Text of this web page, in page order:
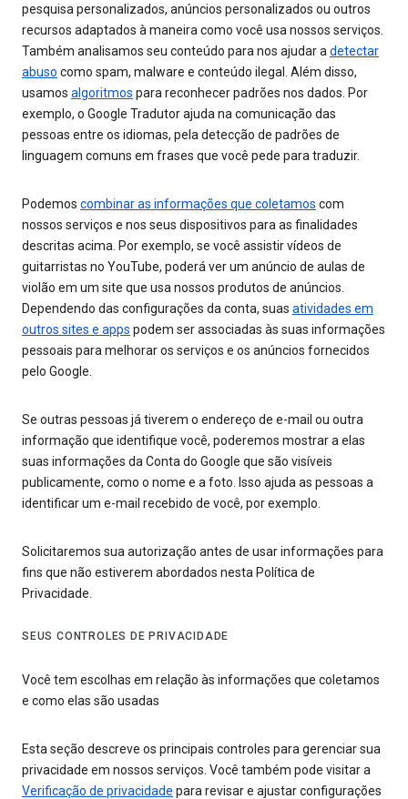
pesquisa personalizados, anúncios personalizados ou outros
recursos adaptados à maneira como você usa nossos serviços.
Também analisamos seu conteúdo para nos ajudar a detectar
abuso como spam, malware e conteúdo ilegal. Além disso,
usamos algoritmos para reconhecer padrões nos dados. Por
exemplo, o Google Tradutor ajuda na comunicação das
pessoas entre os idiomas, pela detecção de padrões de
linguagem comuns em frases que você pede para traduzir.
Podemos combinar as informações que coletamos com
nossos serviços e nos seus dispositivos para as finalidades
descritas acima. Por exemplo, se você assistir vídeos de
guitarristas no YouTube, poderá ver um anúncio de aulas de
violão em um site que usa nossos produtos de anúncios.
Dependendo das configurações da conta, suas atividades em
outros sites e apps podem ser associadas às suas informações
pessoais para melhorar os serviços e os anúncios fornecidos
pelo Google.
Se outras pessoas já tiverem o endereço de e-mail ou outra
informação que identifique você, poderemos mostrar a elas
suas informações da Conta do Google que são visíveis
publicamente, como o nome e a foto. Isso ajuda as pessoas a
identificar um e-mail recebido de você, por exemplo.
Solicitaremos sua autorização antes de usar informações para
fins que não estiverem abordados nesta Política de
Privacidade.
SEUS CONTROLES DE PRIVACIDADE
Você tem escolhas em relação às informações que coletamos
e como elas são usadas
Esta seção descreve os principais controles para gerenciar sua
privacidade em nossos serviços. Você também pode visitar a
Verificação de privacidade para revisar e ajustar configurações